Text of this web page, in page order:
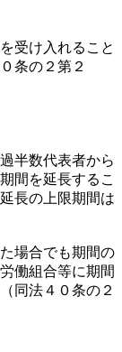
受け入れること
条の２第２
半数代表者から
間を延長するこ
長の上限期間は
場合でも期間の
働組合等に期間
同法４０条の２